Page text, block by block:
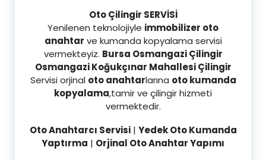
Oto Çilingir SERVİSİ
Yenilenen teknolojiyle immobilizer oto
anahtar ve kumanda kopyalama servisi
vermekteyiz. Bursa Osmangazi Çilingir
Osmangazi Koğukçınar Mahallesi Çilingir
Servisi orjinal oto anahtarlarına oto kumanda
kopyalama,tamir ve çilingir hizmeti
vermektedir.
Oto Anahtarcı Servisi| Yedek Oto Kumanda
Yaptırma | Orjinal Oto Anahtar Yapımı